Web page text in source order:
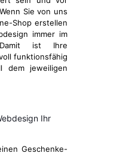
Sie von uns
Shop erstellen
immer im
Damit ist Ihre
funktionsfähig
dem jeweiligen
Ihr
Geschenke-